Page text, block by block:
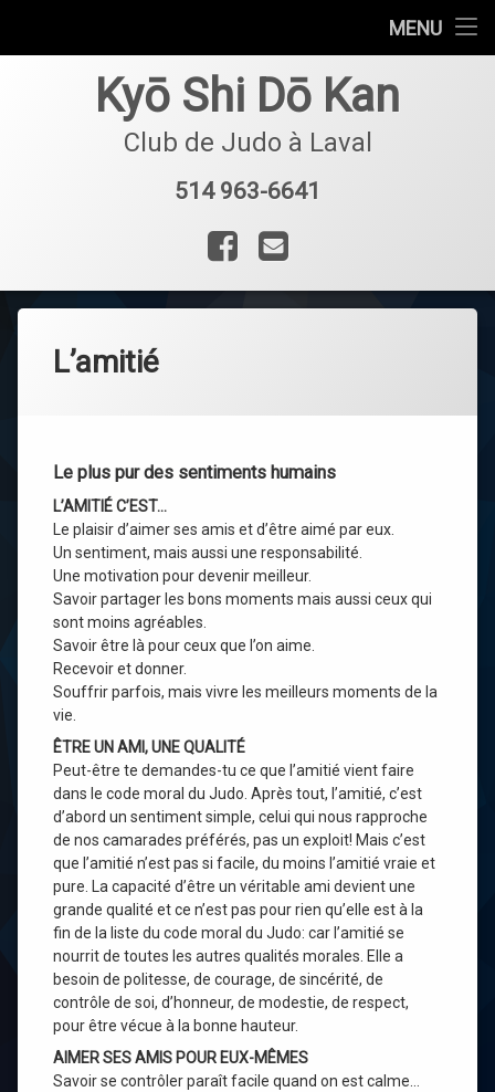
MENU
Kyō Shi Dō Kan
Club de Judo à Laval
514 963-6641
FacebookCourriel
L’amitié
Le plus pur des sentiments humains
L’AMITIÉ C’EST…
Le plaisir d’aimer ses amis et d’être aimé par eux.
Un sentiment, mais aussi une responsabilité.
Une motivation pour devenir meilleur.
Savoir partager les bons moments mais aussi ceux qui
sont moins agréables.
Savoir être là pour ceux que l’on aime.
Recevoir et donner.
Souffrir parfois, mais vivre les meilleurs moments de la
vie.
ÊTRE UN AMI, UNE QUALITÉ
Peut-être te demandes-tu ce que l’amitié vient faire
dans le code moral du Judo. Après tout, l’amitié, c’est
d’abord un sentiment simple, celui qui nous rapproche
de nos camarades préférés, pas un exploit! Mais c’est
que l’amitié n’est pas si facile, du moins l’amitié vraie et
pure. La capacité d’être un véritable ami devient une
grande qualité et ce n’est pas pour rien qu’elle est à la
fin de la liste du code moral du Judo: car l’amitié se
nourrit de toutes les autres qualités morales. Elle a
besoin de politesse, de courage, de sincérité, de
contrôle de soi, d’honneur, de modestie, de respect,
pour être vécue à la bonne hauteur.
AIMER SES AMIS POUR EUX-MÊMES
Savoir se contrôler paraît facile quand on est calme…